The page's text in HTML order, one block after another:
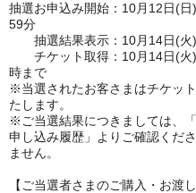
抽選お申込み開始： 10月12日(日
59分
抽選結果表示： 10月14日(火
チケット取得： 10月14日(
時まで
※当選されたお客さまはチケッ
たします。
※ご当選結果につきましては、「
申し込み履歴」よりご確認くだ
ません。
【ご当選者さまのご購入・お渡